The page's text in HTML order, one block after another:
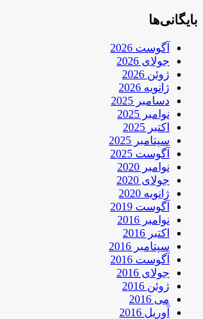
بایگانی‌ها
آگوست 2026
جولای 2026
ژوئن 2026
ژانویه 2026
دسامبر 2025
نوامبر 2025
اکتبر 2025
سپتامبر 2025
آگوست 2025
نوامبر 2020
جولای 2020
ژانویه 2020
آگوست 2019
نوامبر 2016
اکتبر 2016
سپتامبر 2016
آگوست 2016
جولای 2016
ژوئن 2016
می 2016
آوریل 2016